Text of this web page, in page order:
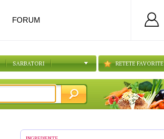
SARBATORI RETETE FAVORITE
FORUM